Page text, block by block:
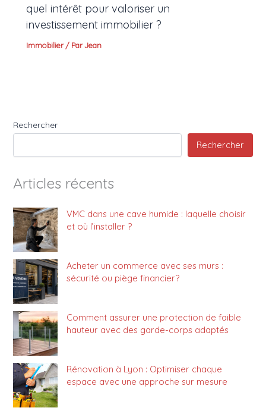
quel intérêt pour valoriser un
investissement immobilier ?
Immobilier/ ParJean
Rechercher
Rechercher
Articles récents
VMC dans une cave humide : laquelle choisir
et où l’installer ?
Acheter un commerce avec ses murs :
sécurité ou piège financier?
Comment assurer une protection de faible
hauteur avec des garde-corps adaptés
Rénovation à Lyon : Optimiser chaque
espace avec une approche sur mesure